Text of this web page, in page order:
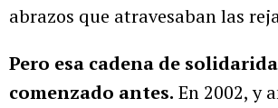
abrazos que atravesaban las
Pero esa cadena de
comenzado antes. En 2002, y